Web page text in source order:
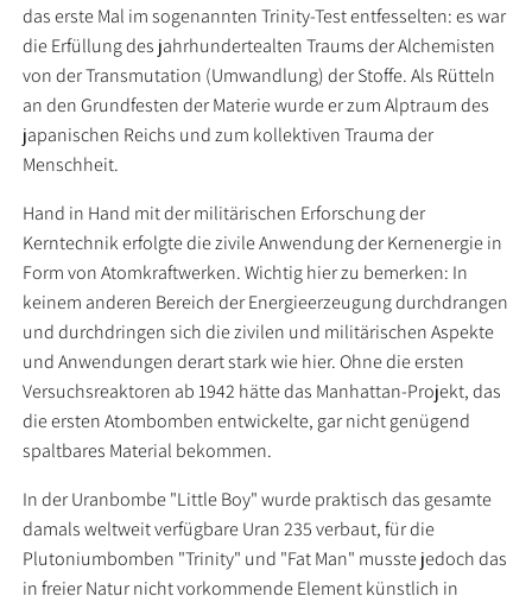
das erste Mal im sogenannten Trinity-Test entfesselten: es war
die Erfüllung des jahrhundertealten Traums der Alchemisten
von der Transmutation (Umwandlung) der Stoffe. Als Rütteln
an den Grundfesten der Materie wurde er zum Alptraum des
japanischen Reichs und zum kollektiven Trauma der
Menschheit.
Hand in Hand mit der militärischen Erforschung der
Kerntechnik erfolgte die zivile Anwendung der Kernenergie in
Form von Atomkraftwerken. Wichtig hier zu bemerken: In
keinem anderen Bereich der Energieerzeugung durchdrangen
und durchdringen sich die zivilen und militärischen Aspekte
und Anwendungen derart stark wie hier. Ohne die ersten
Versuchsreaktoren ab 1942 hätte das Manhattan-Projekt, das
die ersten Atombomben entwickelte, gar nicht genügend
spaltbares Material bekommen.
In der Uranbombe "Little Boy" wurde praktisch das gesamte
damals weltweit verfügbare Uran 235 verbaut, für die
Plutoniumbomben "Trinity" und "Fat Man" musste jedoch das
in freier Natur nicht vorkommende Element künstlich in